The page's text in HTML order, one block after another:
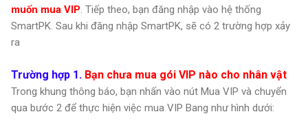
muốn mua VIP. Tiếp theo, bạn đăng nhập vào hệ thống
SmartPK. Sau khi đăng nhập SmartPK, sẽ có 2 trường hợp xảy
ra
Trường hợp 1. Bạn chưa mua gói VIP nào cho nhân vật
Trong khung thông báo, bạn nhấn vào nút Mua VIP và chuyển
qua bước 2 để thực hiện việc mua VIP Bang như hình dưới: